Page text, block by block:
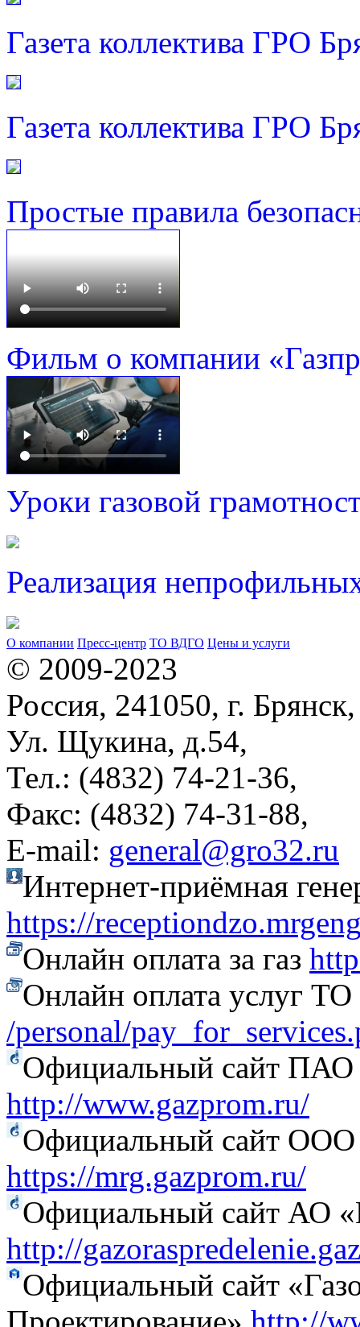
Газета коллектива ГРО
Газета коллектива ГРО
Простые правила
Фильм о компании
Уроки газовой
Реализация
О компании Пресс-центр ТО ВДГО Цены и услуги
© 2009-2023
Россия, 241050, г. Брянск,
Ул. Щукина, д.54,
Тел.: (4832) 74-21-36,
Факс: (4832) 74-31-88,
Е-mail: general@gro32.ru
Интернет-приёмная
https://
Онлайн оплата за газ
Онлайн оплата услуг
/personal/
Официальный сайт ПАО
http://www.gazprom.ru/
Официальный сайт ООО
https://mrg.gazprom.ru/
Официальный сайт АО
http://
Официальный сайт